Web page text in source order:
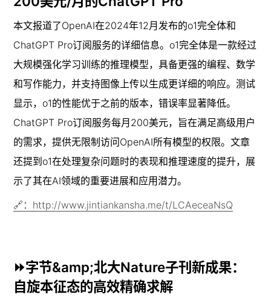
本文报道了OpenAI在2024年12月发布的o1完全体和
ChatGPT Pro订阅服务的详细信息。o1完全体是一款经过
大规模强化学习训练的推理模型，具备更强的编程、数学
和写作能力，并支持图像上传以生成更详细的响应。测试
显示，o1的性能优于之前的版本，错误率显著降低。
ChatGPT Pro订阅服务每月200美元，旨在满足高级用户
的需求，提供无限制访问OpenAI所有模型的权限。文章
还提到o1在处理复杂问题时的表现和推理速度的提升，展
示了其在AI领域的重要进展和应用潜力。
🔗：http://www.jintiankansha.me/t/LCAeceaNsQ
⏩字节&amp;北大Nature子刊新成果：
自旋本征态的高效精确求解